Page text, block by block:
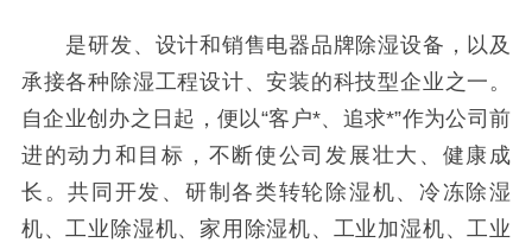
是研发、设计和销售电器品牌除湿设备，以及
承接各种除湿工程设计、安装的科技型企业之一。
自企业创办之日起，便以“客户*、追求*”作为公司前
进的动力和目标，不断使公司发展壮大、健康成
长。共同开发、研制各类转轮除湿机、冷冻除湿
机、工业除湿机、家用除湿机、工业加湿机、工业